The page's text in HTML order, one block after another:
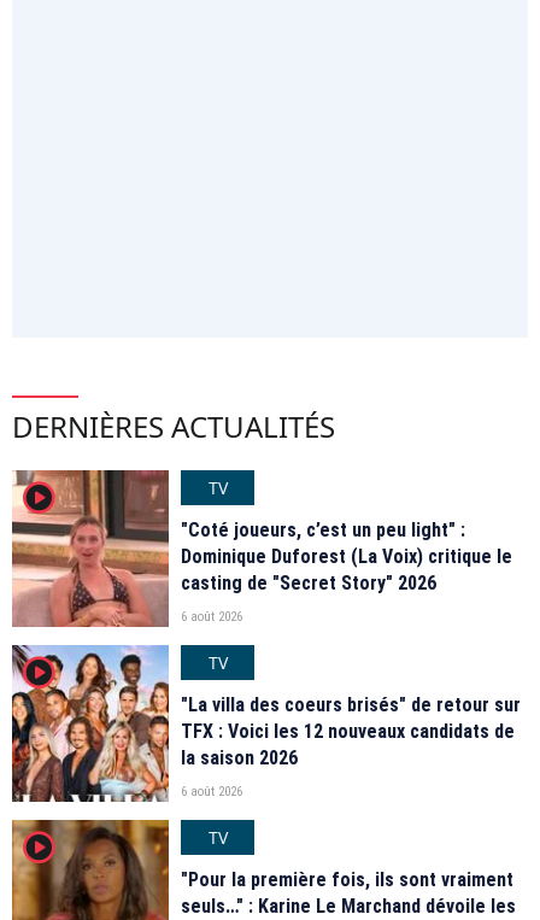
DERNIÈRES ACTUALITÉS
player2
TV
"Coté joueurs, c’est un peu light" :
Dominique Duforest (La Voix) critique le
casting de "Secret Story" 2026
6 août 2026
player2
TV
"La villa des coeurs brisés" de retour sur
TFX : Voici les 12 nouveaux candidats de
la saison 2026
6 août 2026
player2
TV
"Pour la première fois, ils sont vraiment
seuls…" : Karine Le Marchand dévoile les